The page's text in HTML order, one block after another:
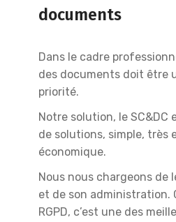
documents
Dans le cadre
des documents doit être
priorité.
Notre solution, le SC&DC
de solutions, simple, très
économique.
Nous nous chargeons de
et de son administration.
RGPD, c’est une des